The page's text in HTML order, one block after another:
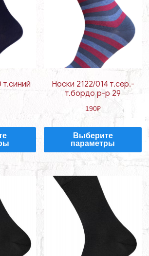
Носки 2122/014 т.сер.-
т.бордо р-р 29
190₽
Выберите
параметры